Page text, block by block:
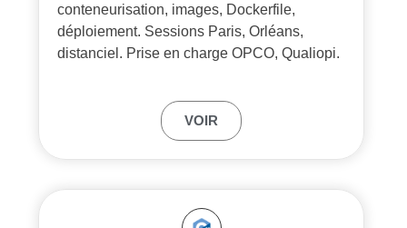
conteneurisation, images, Dockerfile,
déploiement. Sessions Paris, Orléans,
distanciel. Prise en charge OPCO, Qualiopi.
VOIR